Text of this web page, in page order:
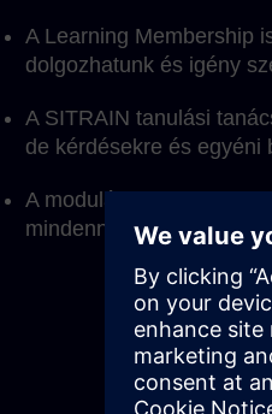
A Learning Membership
dolgozhatunk és igény
A SITRAIN tanulási
de kérdésekre és egyéni
A moduláris szerkezet
mindennapi munkába,